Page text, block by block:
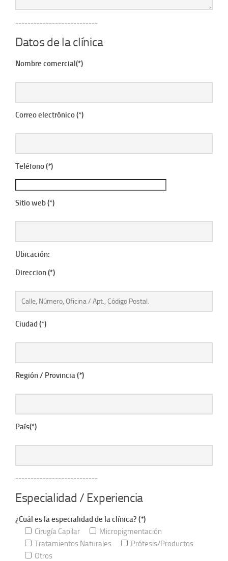
---------------------------
Datos de la clínica
Nombre comercial(*)
Correo electrónico (*)
Teléfono (*)
Sitio web (*)
Ubicación:
Direccion (*)
Ciudad (*)
Región / Provincia (*)
País(*)
---------------------------
Especialidad / Experiencia
¿Cuál es la especialidad de la clínica? (*)
Cirugía Capilar
Micropigmentación
Tratamientos Naturales
Prótesis/Productos
Otros